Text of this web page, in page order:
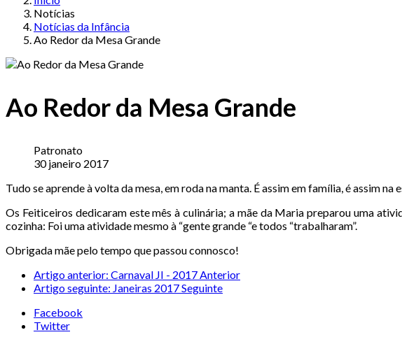
Notícias
Notícias da Infância
Ao Redor da Mesa Grande
Ao Redor da Mesa Grande
Patronato
30 janeiro 2017
Tudo se aprende à volta da mesa, em roda na manta. É assim em família, é assim na
Os Feiticeiros dedicaram este mês à culinária; a mãe da Maria preparou uma
cozinha: Foi uma atividade mesmo à “gente grande “e todos “trabalharam”.
Obrigada mãe pelo tempo que passou connosco!
Artigo anterior: Carnaval JI - 2017 Anterior
Artigo seguinte: Janeiras 2017Seguinte
Facebook
Twitter